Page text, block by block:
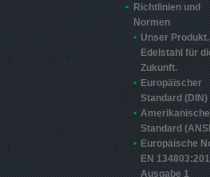
Richtlinien und
Normen
Unser Produkt.
Edelstahl für
Zukunft.
Europäischer
Standard (DIN)
Standard
Europäische
EN
Ausgabe 1